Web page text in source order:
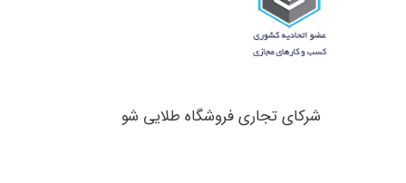
شرکای تجاری ​​​​​​​فروشگاه طلایی شو